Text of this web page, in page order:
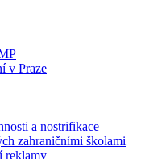
v Praze
a nostrifikace
zahraničními školami
reklamy